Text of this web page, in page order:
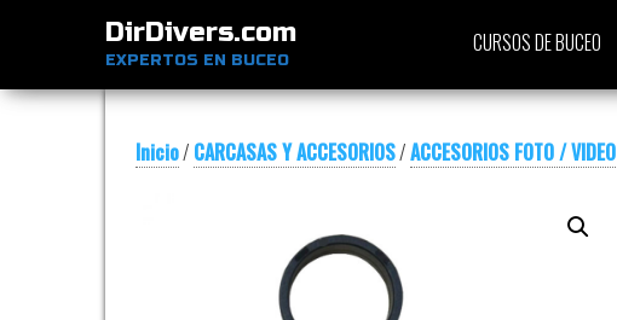
DirDivers.com
EXPERTOS EN BUCEO
CURSOS DE BUCEO
Inicio/ CARCASAS Y ACCESORIOS/ACCESORIOS FOTO / VIDEO